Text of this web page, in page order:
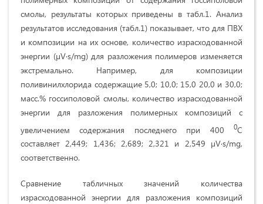
смолы, результаты которых приведены в табл.1. Анализ
результатов исследования (табл.1) показывает, что для ПВХ
и композиции на их основе, количество израсходованной
энергии (µV∙s/mg) для разложения полимеров изменяется
экстремально. Например, для композиции
поливинилхлорида содержащие 5,0; 10,0; 15,0 20,0 и 30,0;
масс.% госсиполовой смолы, количество израсходованной
энергии для разложения полимерных композиций с
увеличением содержания последнего при 400 0С
составляет 2,449; 1,436; 2,689; 2,321 и 2,549 µV∙s/mg,
соответственно.
Сравнение табличных значений количества
израсходованной энергии для разложения композиций